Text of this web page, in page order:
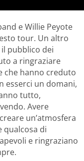
e Willie Peyote
tour. Un altro
pubblico dei
a ringraziare
che hanno creduto
esserci un domani,
tutto,
Avere
un’atmosfera
qualcosa di
e ringraziano